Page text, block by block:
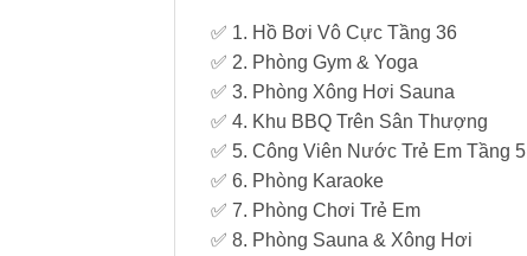
✅ 1. Hồ Bơi Vô Cực Tầng 36
✅ 2. Phòng Gym & Yoga
✅ 3. Phòng Xông Hơi Sauna
✅ 4. Khu BBQ Trên Sân Thượng
✅ 5. Công Viên Nước Trẻ Em Tầng 5
✅ 6. Phòng Karaoke
✅ 7. Phòng Chơi Trẻ Em
✅ 8. Phòng Sauna & Xông Hơi